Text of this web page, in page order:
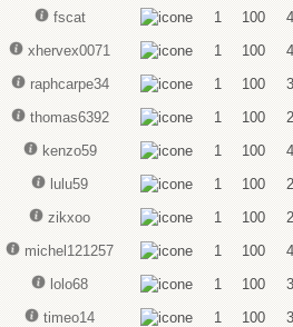
fscat 1 100
4
xhervex0071 1 100
4
raphcarpe34 1 100
3
thomas6392 1 100
2
kenzo59 1 100
4
lulu59 1 100
2
zikxoo 1 100
2
michel121257 1 100
4
lolo68 1 100
3
timeo14 1 100
3